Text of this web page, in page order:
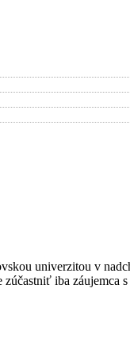
univerzitou v
iba